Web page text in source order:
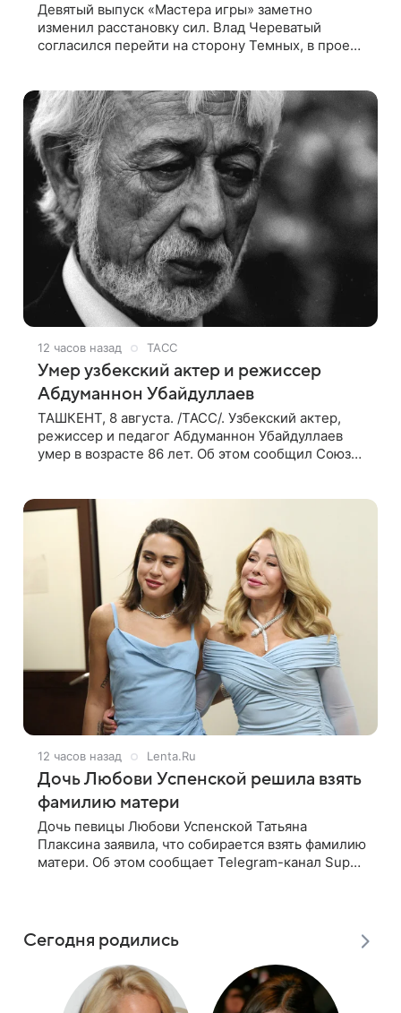
Девятый выпуск «Мастера игры» заметно
изменил расстановку сил. Влад Череватый
согласился перейти на сторону Темных, в проект
12 часов назад ТАСС
Умер узбекский актер и режиссер
Абдуманнон Убайдуллаев
ТАШКЕНТ, 8 августа. /ТАСС/. Узбекский актер,
режиссер и педагог Абдуманнон Убайдуллаев
умер в возрасте 86 лет. Об этом сообщил Союз
12 часов назад Lenta.Ru
Дочь Любови Успенской решила взять
фамилию матери
Дочь певицы Любови Успенской Татьяна
Плаксина заявила, что собирается взять фамилию
матери. Об этом сообщает Telegram-канал Super.
Сегодня родились